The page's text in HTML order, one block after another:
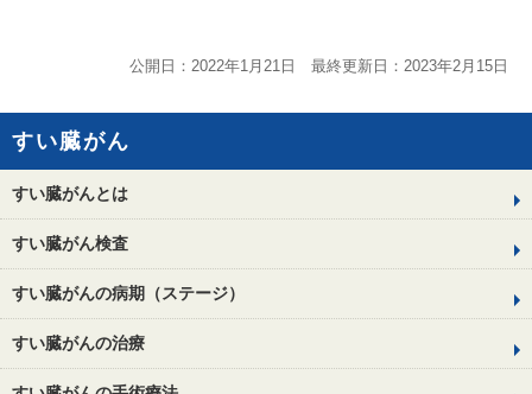
公開日：2022年1月21日 最終更新日：2023年2月15日
すい臓がん
すい臓がんとは
すい臓がん検査
すい臓がんの病期（ステージ）
すい臓がんの治療